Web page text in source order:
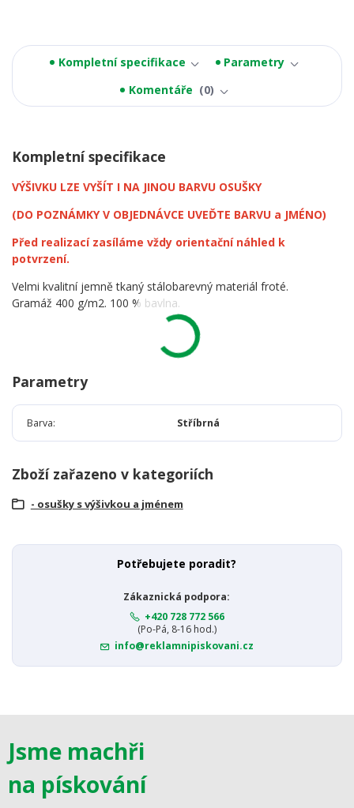
Kompletní specifikace
Parametry
Komentáře
0
Kompletní specifikace
VÝŠIVKU LZE VYŠÍT I NA JINOU BARVU OSUŠKY
(DO POZNÁMKY V OBJEDNÁVCE UVEĎTE BARVU a JMÉNO)
Před realizací zasíláme vždy orientační náhled k
potvrzení.
Velmi kvalitní jemně tkaný stálobarevný materiál froté.
Gramáž 400 g/m2. 100 % bavlna.
Parametry
Barva Stříbrná
Zboží zařazeno v kategoriích
- osušky s výšivkou a jménem
Potřebujete poradit?
Zákaznická podpora:
+420 728 772 566
(Po-Pá, 8-16 hod.)
info@reklamnipiskovani.cz
Jsme machři
na pískování